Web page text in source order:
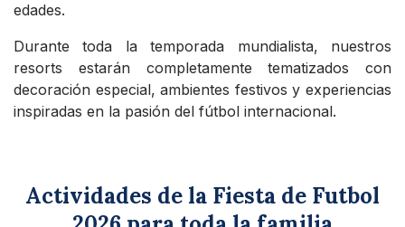
edades.
Durante toda la temporada mundialista, nuestros
resorts estarán completamente tematizados con
decoración especial, ambientes festivos y experiencias
inspiradas en la pasión del fútbol internacional.
Actividades de la Fiesta de Futbol